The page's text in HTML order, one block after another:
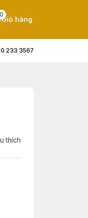
0
Giỏ hàng
233 3567
thích